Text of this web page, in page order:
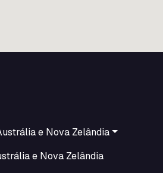
e Nova Zelândia
e Nova Zelândia